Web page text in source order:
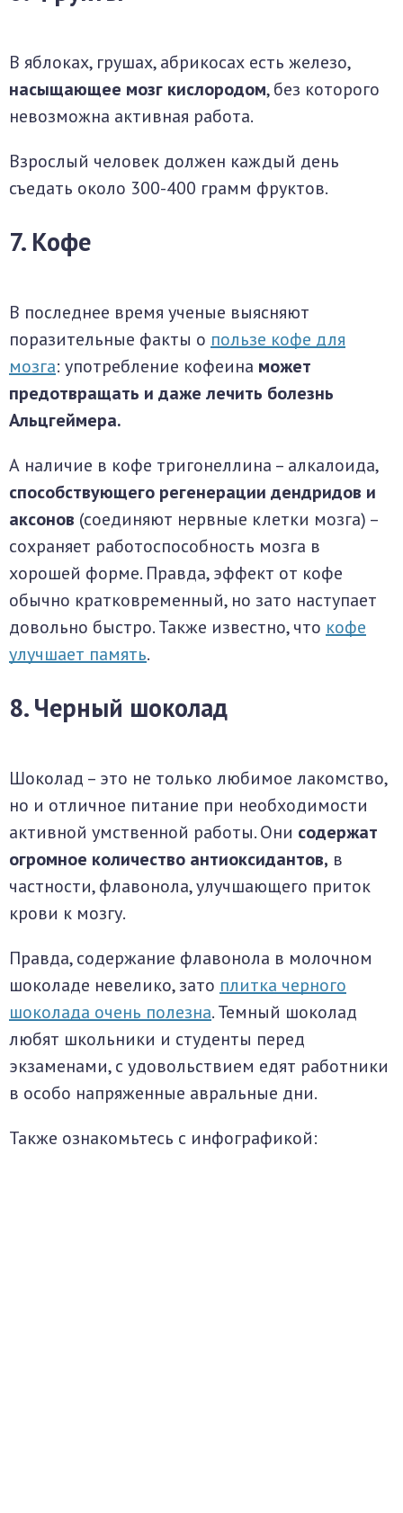
В яблоках, грушах, абрикосах есть железо,
насыщающее мозг кислородом, без которого
невозможна активная работа.
Взрослый человек должен каждый день
съедать около 300-400 грамм фруктов.
7. Кофе
В последнее время ученые выясняют
поразительные факты о пользе кофе для
мозга: употребление кофеина может
предотвращать и даже лечить болезнь
Альцгеймера.
А наличие в кофе тригонеллина – алкалоида,
способствующего регенерации дендридов и
аксонов (соединяют нервные клетки мозга) –
сохраняет работоспособность мозга в
хорошей форме. Правда, эффект от кофе
обычно кратковременный, но зато наступает
довольно быстро. Также известно, что кофе
улучшает память.
8. Черный шоколад
Шоколад – это не только любимое лакомство,
но и отличное питание при необходимости
активной умственной работы. Они содержат
огромное количество антиоксидантов, в
частности, флавонола, улучшающего приток
крови к мозгу.
Правда, содержание флавонола в молочном
шоколаде невелико, зато плитка черного
шоколада очень полезна. Темный шоколад
любят школьники и студенты перед
экзаменами, с удовольствием едят работники
в особо напряженные авральные дни.
Также ознакомьтесь с инфографикой: